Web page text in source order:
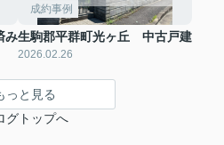
み
成約事例
生駒郡平群町光ヶ丘 中古戸建
2026.02.26
っと見る
グトップへ